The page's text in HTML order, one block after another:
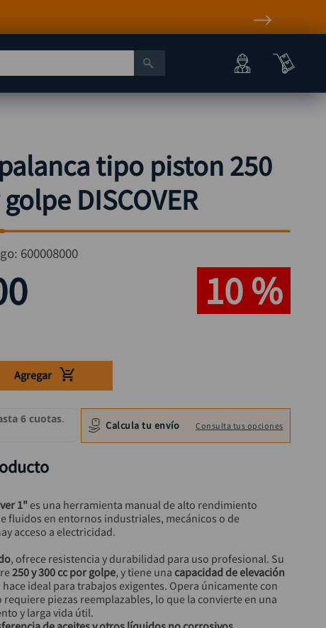
tipo piston 250
DISCOVER
600008000
10 %
Agregar
Calcula tu envío Consulta tus opciones
1" es una herramienta manual de alto rendimiento
fluidos en entornos industriales, mecánicos o de
acceso a electricidad.
, ofrece resistencia y durabilidad para uso profesional. Su
250 y 300 cc por golpe, y tiene una capacidad de elevación
hace ideal para trabajos exigentes. Opera únicamente con
piezas reemplazables, lo que la convierte en una
y larga vida útil.